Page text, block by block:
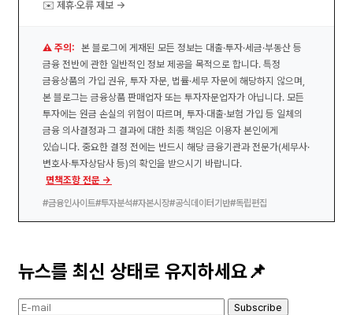
✉️ 제휴·오류 제보 →
⚠️ 주의: 본 블로그에 게재된 모든 정보는 대출·투자·세금·부동산 등
금융 전반에 관한 일반적인 정보 제공을 목적으로 합니다. 특정
금융상품의 가입 권유, 투자 자문, 법률·세무 자문에 해당하지 않으며,
본 블로그는 금융상품 판매업자 또는 투자자문업자가 아닙니다. 모든
투자에는 원금 손실의 위험이 따르며, 투자·대출·보험 가입 등 일체의
금융 의사결정과 그 결과에 대한 최종 책임은 이용자 본인에게
있습니다. 중요한 결정 전에는 반드시 해당 금융기관과 전문가(세무사·
변호사·투자상담사 등)의 확인을 받으시기 바랍니다.
면책조항 전문 →
#금융인사이트#투자분석#자본시장#공식데이터기반#독립편집
뉴스를 최신 상태로 유지하세요📌
Subscribe